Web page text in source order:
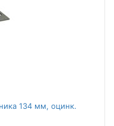
134 мм, оцинк.